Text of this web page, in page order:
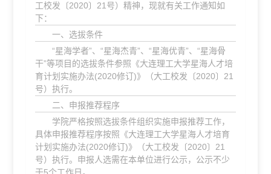
工校发〔2020〕21号）精神，现就有关工作通知如
下：
一、选拔条件
“星海学者”、“星海杰青”、“星海优青”、“星海骨
干”等项目的选拔条件参照《大连理工大学星海人才培
育计划实施办法(2020修订)》（大工校发〔2020〕21
号）执行。
二、申报推荐程序
学院严格按照选拔条件组织实施申报推荐工作，
具体申报推荐程序按照《大连理工大学星海人才培育
计划实施办法(2020修订)》（大工校发〔2020〕21
号）执行。申报人选需在本单位进行公示，公示不少